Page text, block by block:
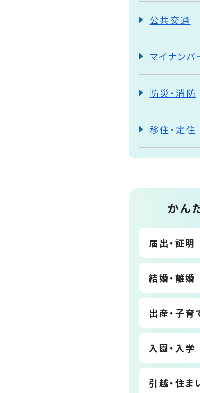
公共交通
マイナンバ
防災・消防
移住・定住
かん
届出・証明
結婚・離婚
出産・子育
入園・入学
引越・住ま